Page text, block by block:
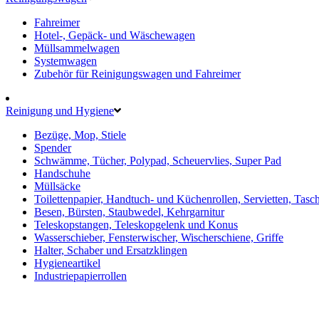
Fahreimer
Hotel-, Gepäck- und Wäschewagen
Müllsammelwagen
Systemwagen
Zubehör für Reinigungswagen und Fahreimer
Reinigung und Hygiene
Bezüge, Mop, Stiele
Spender
Schwämme, Tücher, Polypad, Scheuervlies, Super Pad
Handschuhe
Müllsäcke
Toilettenpapier, Handtuch- und Küchenrollen, Servietten,
Besen, Bürsten, Staubwedel, Kehrgarnitur
Teleskopstangen, Teleskopgelenk und Konus
Wasserschieber, Fensterwischer, Wischerschiene, Griffe
Halter, Schaber und Ersatzklingen
Hygieneartikel
Industriepapierrollen